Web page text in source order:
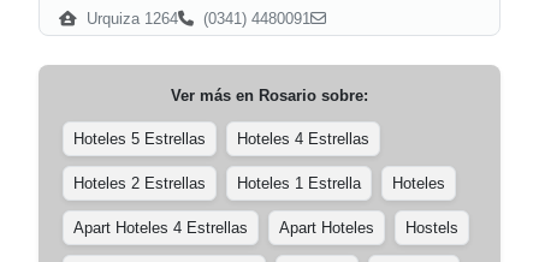
Urquiza 1264
(0341) 4480091
Ver más en Rosario sobre:
Hoteles 5 Estrellas Hoteles 4 Estrellas
Hoteles 2 Estrellas Hoteles 1 Estrella Hoteles
Apart Hoteles 4 Estrellas Apart Hoteles Hostels